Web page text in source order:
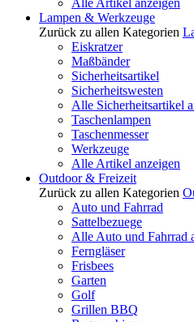
Alle Artikel anzeigen
Lampen & Werkzeuge
Zurück zu allen Kategorien
Eiskratzer
Maßbänder
Sicherheitsartikel
Sicherheitswesten
Alle Sicherheitsartikel
Taschenlampen
Taschenmesser
Werkzeuge
Alle Artikel anzeigen
Outdoor & Freizeit
Zurück zu allen Kategorien
Auto und Fahrrad
Sattelbezuege
Alle Auto und Fahrrad
Ferngläser
Frisbees
Garten
Golf
Grillen BBQ